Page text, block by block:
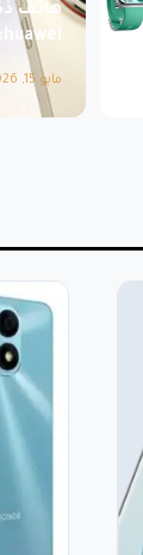
هاتف
العالي
مايو 15, 2026